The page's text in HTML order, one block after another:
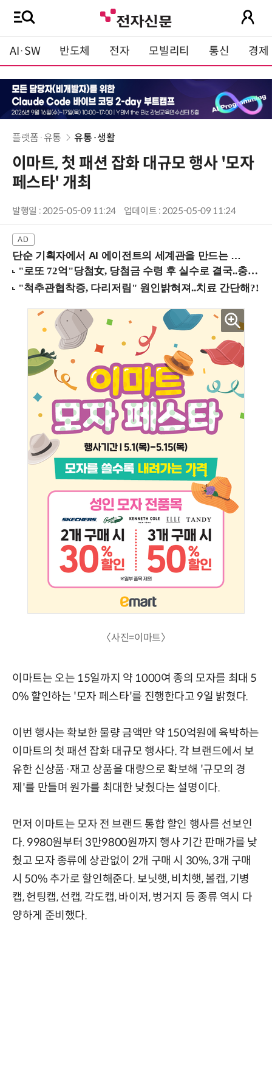
AI·SW 반도체 전자 모빌리티 통신 경제
플랫폼·유통 유통·생활
이마트, 첫 패션 잡화 대규모 행사 '모자
페스타' 개최
발행일 : 2025-05-09 11:24 업데이트 : 2025-05-09 11:24
단순 기획자에서 AI 에이전트의 세계관을 만드는 지식 설계자로.. (8/20 강남역)
〈사진=이마트〉
이마트는 오는 15일까지 약 1000여 종의 모자를 최대 5
0% 할인하는 '모자 페스타'를 진행한다고 9일 밝혔다.
이번 행사는 확보한 물량 금액만 약 150억원에 육박하는
이마트의 첫 패션 잡화 대규모 행사다. 각 브랜드에서 보
유한 신상품·재고 상품을 대량으로 확보해 '규모의 경
제'를 만들며 원가를 최대한 낮췄다는 설명이다.
먼저 이마트는 모자 전 브랜드 통합 할인 행사를 선보인
다. 9980원부터 3만9800원까지 행사 기간 판매가를 낮
췄고 모자 종류에 상관없이 2개 구매 시 30%, 3개 구매
시 50% 추가로 할인해준다. 보닛햇, 비치햇, 볼캡, 기병
캡, 헌팅캡, 선캡, 각도캡, 바이저, 벙거지 등 종류 역시 다
양하게 준비했다.